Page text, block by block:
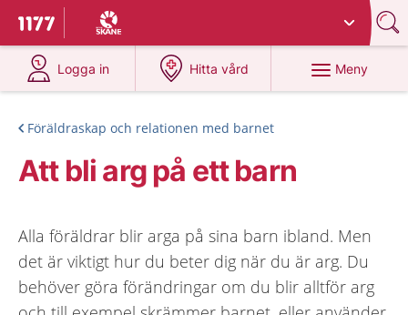
Till startsidan för 1177
Du har valt region
Logga in
på 1177.se
Hitta vård
på 1177.se
Meny
Föräldraskap och relationen med barnet
Att bli arg på ett barn
Alla föräldrar blir arga på sina barn ibland. Men
det är viktigt hur du beter dig när du är arg. Du
behöver göra förändringar om du blir alltför arg